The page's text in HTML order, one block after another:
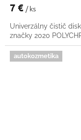
7 € / ks
Univerzálny čistič
značky 2020
autokozmetika